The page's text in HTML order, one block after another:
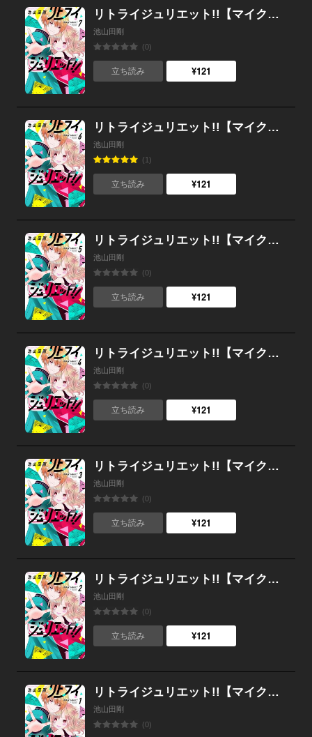
リトライジュリエット!!【マイクロ】 （7）
池山田剛
(0)
立ち読み ¥121
リトライジュリエット!!【マイクロ】 （6）
池山田剛
(1)
立ち読み ¥121
リトライジュリエット!!【マイクロ】 （5）
池山田剛
(0)
立ち読み ¥121
リトライジュリエット!!【マイクロ】 （4）
池山田剛
(0)
立ち読み ¥121
リトライジュリエット!!【マイクロ】 （3）
池山田剛
(0)
立ち読み ¥121
リトライジュリエット!!【マイクロ】 （2）
池山田剛
(0)
立ち読み ¥121
リトライジュリエット!!【マイクロ】 （1）
池山田剛
(0)